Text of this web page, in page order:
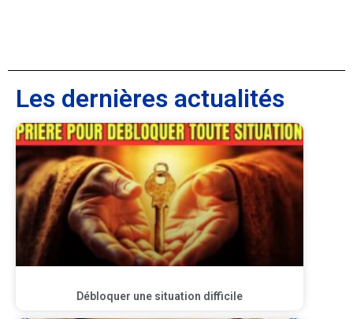
Les dernières actualités
Débloquer une situation difficile